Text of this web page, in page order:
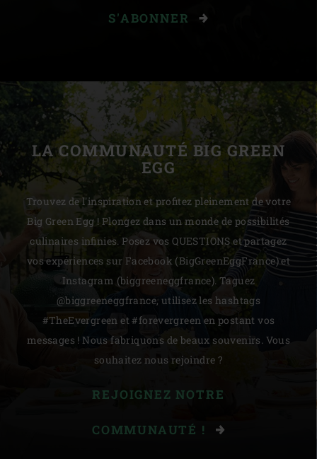
S'ABONNER
LA COMMUNAUTÉ BIG GREEN
EGG
Trouvez de l'inspiration et profitez pleinement de votre
Big Green Egg ! Plongez dans un monde de possibilités
culinaires infinies. Posez vos QUESTIONS et partagez
vos expériences sur Facebook (BigGreenEggFrance) et
Instagram (biggreeneggfrance). Taguez
@biggreeneggfrance, utilisez les hashtags
#TheEvergreen et #forevergreen en postant vos
messages ! Nous fabriquons de beaux souvenirs. Vous
souhaitez nous rejoindre ?
REJOIGNEZ NOTRE
COMMUNAUTÉ !